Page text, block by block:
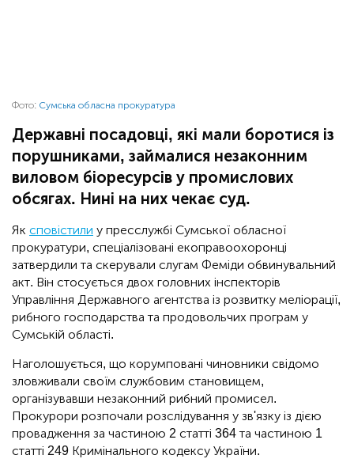
Фото: Сумська обласна прокуратура
Державні посадовці, які мали боротися із
порушниками, займалися незаконним
виловом біоресурсів у промислових
обсягах. Нині на них чекає суд.
Як сповістили у пресслужбі Сумської обласної
прокуратури, спеціалізовані екоправоохоронці
затвердили та скерували слугам Феміди обвинувальний
акт. Він стосується двох головних інспекторів
Управління Державного агентства із розвитку меліорації,
рибного господарства та продовольчих програм у
Сумській області.
Наголошується, що корумповані чиновники свідомо
зловживали своїм службовим становищем,
організувавши незаконний рибний промисел.
Прокурори розпочали розслідування у зв'язку із дією
провадження за частиною 2 статті 364 та частиною 1
статті 249 Кримінального кодексу України.